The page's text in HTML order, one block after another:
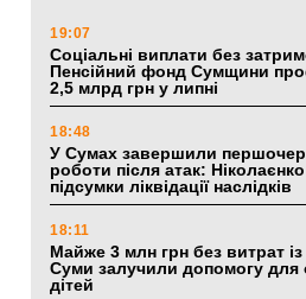
19:07
Соціальні виплати без
Пенсійний фонд Сумщини
2,5 млрд грн у липні
18:48
У Сумах завершили
роботи після атак:
підсумки ліквідації наслідків
18:11
Майже 3 млн грн без витрат
Суми залучили допомогу для
дітей